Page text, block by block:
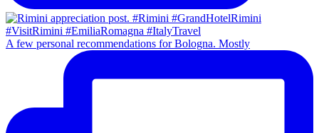
A few personal recommendations for Bologna. Mostly